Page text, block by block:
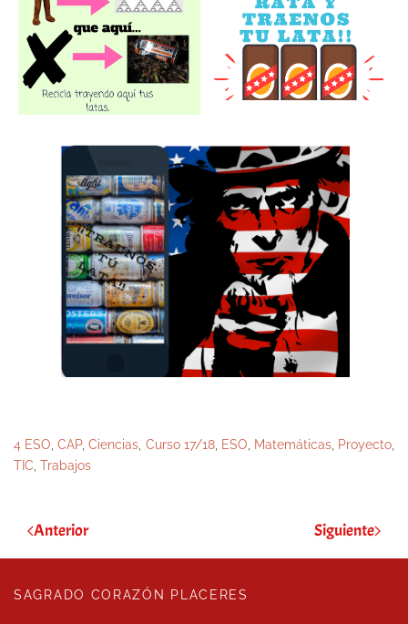
4 ESO ,CAP,Ciencias Curso 17/18, ESO Matemáticas, Proyecto
TIC Trabajos
Anterior Siguiente
SAGRADO CORAZÓN PLACERES